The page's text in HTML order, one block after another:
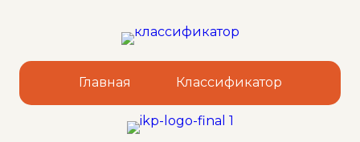
Главная Классификатор